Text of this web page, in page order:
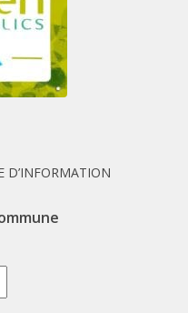
D’INFORMATION